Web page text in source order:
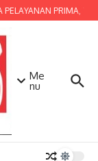
PRIMA,
Me
nu